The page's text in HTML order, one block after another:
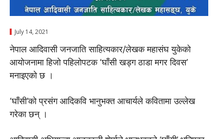
July 14, 2021
नेपाल आदिवासी जनजाति साहित्यकार/लेखक महासंघ युकेको
आयोजनामा हिजो पहिलोपटक ‘घाँसी खड्ग ठाडा मगर दिवस’
मनाइएको छ ।
‘घाँसी’को प्रसंग आदिकवि भानुभक्त आचार्यले कवितामा उल्लेख
गरेका छन् ।